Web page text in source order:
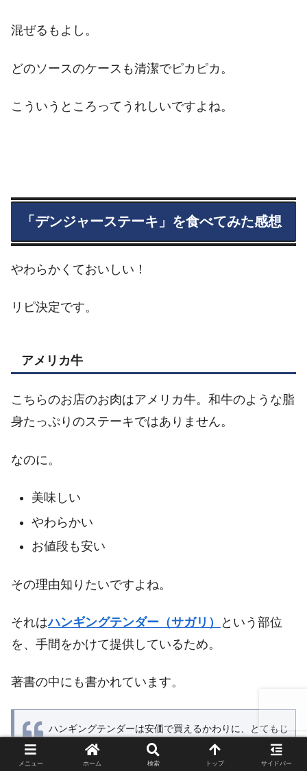
混ぜるもよし。
どのソースのケースも清潔でピカピカ。
こういうところってうれしいですよね。
「デンジャーステーキ」を食べてみた感想
やわらかくておいしい！
リピ決定です。
アメリカ牛
こちらのお店のお肉はアメリカ牛。和牛のような脂
身たっぷりのステーキではありません。
なのに。
美味しい
やわらかい
お値段も安い
その理由知りたいですよね。
それはハンギングテンダー（サガリ）
という部位
を、手間をかけて提供しているため。
著書の中にも書かれています。
ハンギングテンダーは安価で買えるかわりに、とてもじ
ゃないが、そのままではお客さんに提供できない。ステ
メニュー ホーム 検索 トップ サイドバー